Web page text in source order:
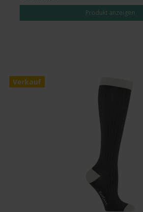
Produkt anzeigen
Verkauf